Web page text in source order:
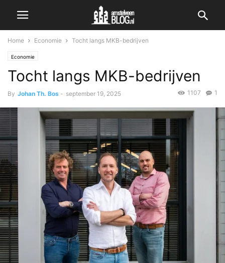
Home Economie Tocht langs MKB-bedrijven
Economie
Tocht langs MKB-bedrijven
By Johan Th. Bos - september 19, 2025 1
1107